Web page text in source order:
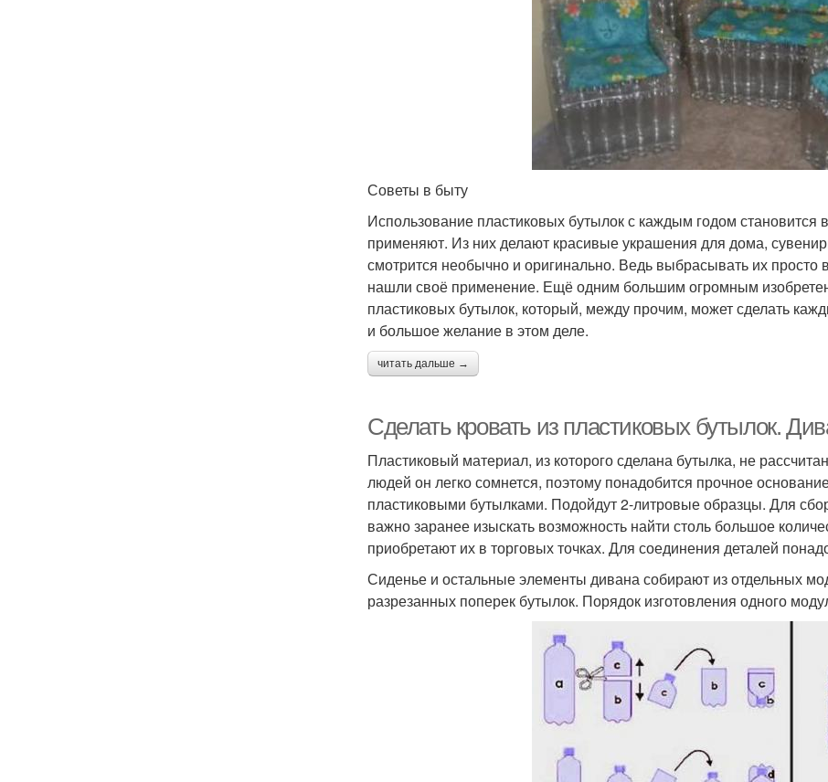
Советы в быту
Использование пластиковых бутылок с каждым годом становится
применяют. Из них делают красивые украшения для дома,
смотрится необычно и оригинально. Ведь выбрасывать их
нашли своё применение. Ещё одним большим огромным
пластиковых бутылок, который, между прочим, может сделать
и большое желание в этом деле.
читать дальше →
Сделать кровать из пластиковых бутылок.
Пластиковый материал, из которого сделана бутылка, не
людей он легко сомнется, поэтому понадобится прочное
пластиковыми бутылками. Подойдут 2-литровые образцы. Для
важно заранее изыскать возможность найти столь большое
приобретают их в торговых точках. Для соединения деталей
Сиденье и остальные элементы дивана собирают из отдельных
разрезанных поперек бутылок. Порядок изготовления одного